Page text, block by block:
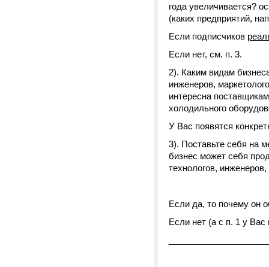
года увеличивается?
(каких предприятий,
Если подписчиков
Если нет, см. п. 3.
2). Каким видам
инженеров,
интересна
холодильного
У Вас появятся
3). Поставьте себя на
бизнес может себя
технологов,
Если да, то почему он
Если нет (а с п. 1 у Вас